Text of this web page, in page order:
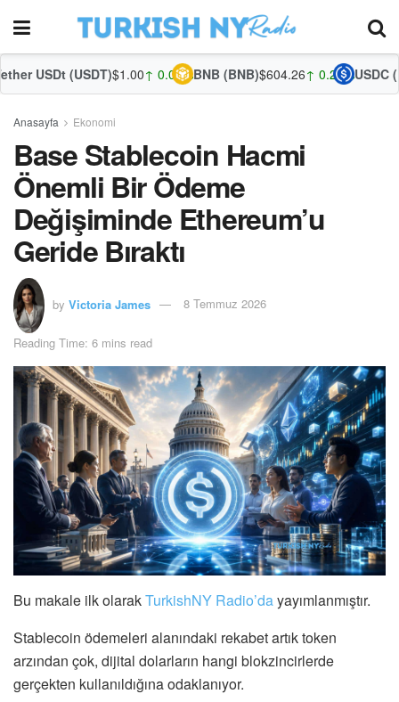
$1.00↑ 0.00% BNB (BNB)$604.26↑ 0.26%USDC (USDC)$1.00
Anasayfa Ekonomi
Base Stablecoin Hacmi
Önemli Bir Ödeme
Değişiminde Ethereum’u
Geride Bıraktı
by Victoria James 8 Temmuz 2026
Reading Time: 6 mins read
Bu makale ilk olarakTurkishNY Radio’dayayımlanmıştır.
Stablecoin ödemeleri alanındaki rekabet artık token
arzından çok, dijital dolarların hangi blokzincirlerde
gerçekten kullanıldığına odaklanıyor.